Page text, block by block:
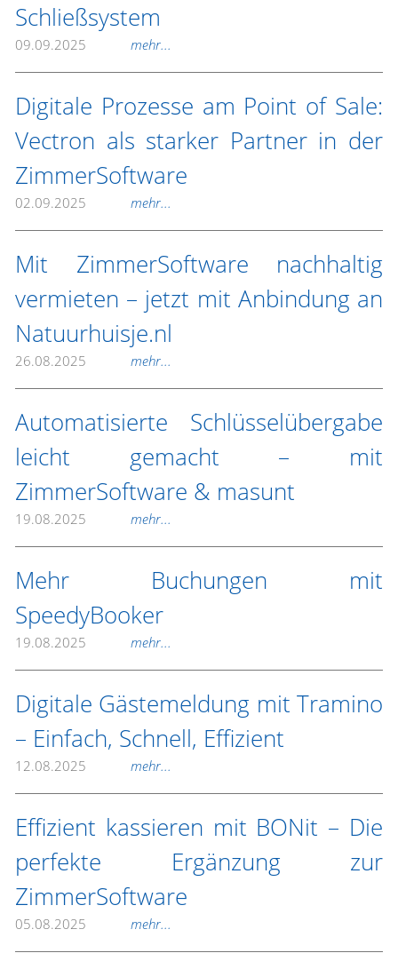
Schließsystem
09.09.2025 mehr...
Digitale Prozesse am Point of Sale:
Vectron als starker Partner in der
ZimmerSoftware
02.09.2025 mehr...
Mit ZimmerSoftware nachhaltig
vermieten – jetzt mit Anbindung an
Natuurhuisje.nl
26.08.2025 mehr...
Automatisierte Schlüsselübergabe
leicht gemacht – mit
ZimmerSoftware & masunt
19.08.2025 mehr...
Mehr Buchungen mit
SpeedyBooker
19.08.2025 mehr...
Digitale Gästemeldung mit Tramino
– Einfach, Schnell, Effizient
12.08.2025 mehr...
Effizient kassieren mit BONit – Die
perfekte Ergänzung zur
ZimmerSoftware
05.08.2025 mehr...